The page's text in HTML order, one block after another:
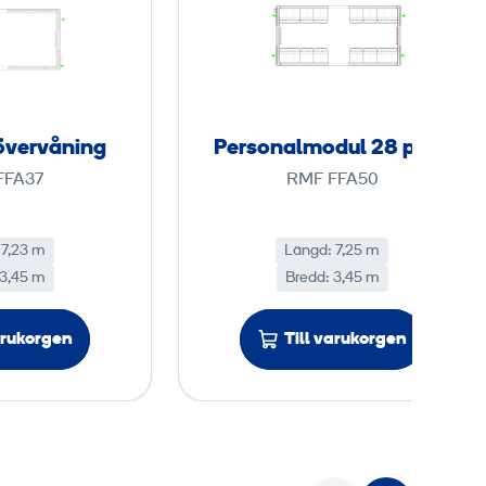
v
e
m
m
d
u
l
2
8
Personalmodul 28 pers.
RMF FFA50
Längd: 7,25 m
Bredd: 3,45 m
Till varukorgen